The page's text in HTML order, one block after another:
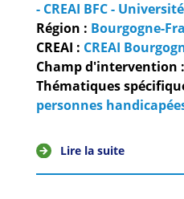
- CREAI BFC -
Région : Bourgogne-
CREAI : CREAI
Champ d'intervention :
Thématiques
personnes
Lire la suite